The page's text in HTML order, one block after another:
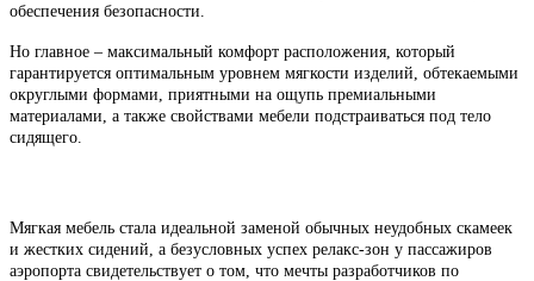
обеспечения безопасности.
Но главное – максимальный комфорт расположения, который
гарантируется оптимальным уровнем мягкости изделий, обтекаемыми
округлыми формами, приятными на ощупь премиальными
материалами, а также свойствами мебели подстраиваться под тело
сидящего.
Мягкая мебель стала идеальной заменой обычных неудобных скамеек
и жестких сидений, а безусловных успех релакс-зон у пассажиров
аэропорта свидетельствует о том, что мечты разработчиков по